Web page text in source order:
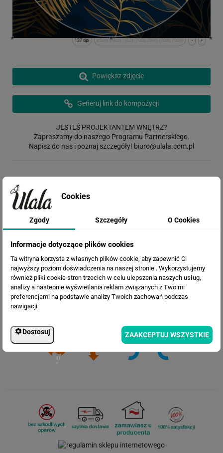
+
-
x:0cm y:0cm | (0,0) (7000,7000) (7000,7000)
137 dpi
Powiększ zdjęcie
Generuj link do kompozycji
JESTEŚ PROJEKTANTEM WNĘTRZ?
Zapraszamy do naszego Programu Partnerskiego.
Napisz do nas i poznaj szczegóły! biuro@ulala.com.pl
Rodzaj wydruku
Opis materiału: Chcesz go najpierw zobaczyć? Zamów wzornik
Termin realizacji
Efekty
Cookies
Zgody Szczegóły O Cookies
Informacje dotyczące plików cookies
Ta witryna korzysta z własnych plików cookie, aby zapewnić Ci
najwyższy poziom doświadczenia na naszej stronie . Wykorzystujemy
również pliki cookie stron trzecich w celu ulepszenia naszych usług,
analizy a nastepnie wyświetlania reklam związanych z Twoimi
preferencjami na podstawie analizy Twoich zachowań podczas
nawigacji.
Dostosuj ZAAKCEPTUJ WSZYSTKIE